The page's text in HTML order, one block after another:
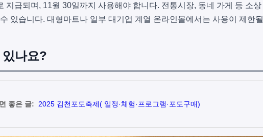
지급되며, 11월 30일까지 사용해야 합니다. 전통시장, 동네 가게 등 소상
있습니다. 대형마트나 일부 대기업 계열 온라인몰에서는 사용이 제한될
나요?
좋은 글: 2025 김천포도축제( 일정·체험·프로그램·포도구매)